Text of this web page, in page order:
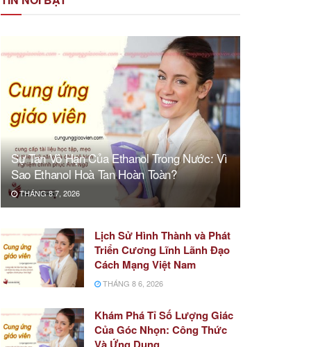
Sự Tan Vô Hạn Của Ethanol Trong Nước: Vì
Sao Ethanol Hoà Tan Hoàn Toàn?
THÁNG 8 7, 2026
Lịch Sử Hình Thành và Phát
Triển Cương Lĩnh Lãnh Đạo
Cách Mạng Việt Nam
THÁNG 8 6, 2026
Khám Phá Tỉ Số Lượng Giác
Của Góc Nhọn: Công Thức